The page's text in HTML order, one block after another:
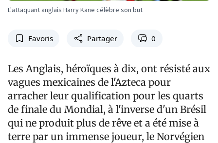
L'attaquant anglais Harry Kane célèbre son but
Favoris Partager 0
Les Anglais, héroïques à dix, ont résisté aux
vagues mexicaines de l'Azteca pour
arracher leur qualification pour les quarts
de finale du Mondial, à l'inverse d'un Brésil
qui ne produit plus de rêve et a été mise à
terre par un immense joueur, le Norvégien